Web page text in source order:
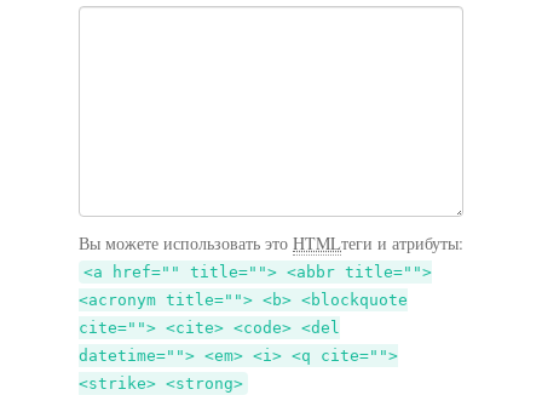
Вы можете использовать это HTMLтеги и атрибуты:
<a href="" title=""> <abbr title="">
<acronym title=""> <b> <blockquote
cite=""> <cite> <code> <del
datetime=""> <em> <i> <q cite="">
<strike> <strong>